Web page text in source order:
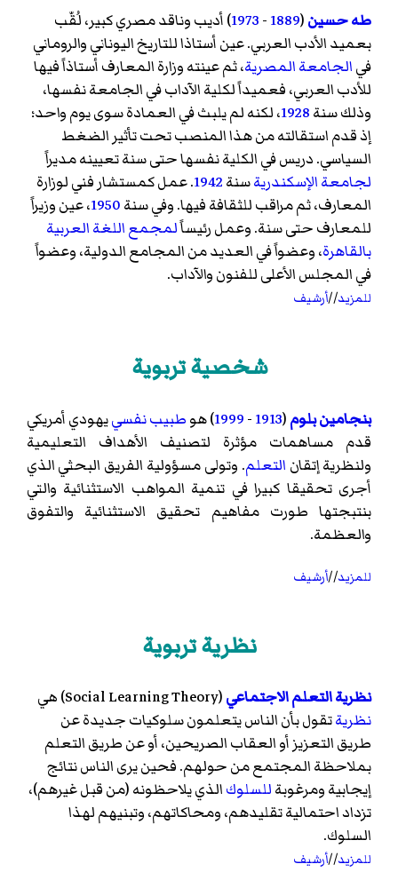
طه حسين(
1889
-
1973) أديب وناقد مصري كبير، لُقّب
بعميد الأدب العربي. عين أستاذا للتاريخ اليوناني والروماني
فيالجامعة المصرية، ثم عينته وزارة المعارف أستاذاً فيها
للأدب العربي، فعميداً لكلية الآداب في الجامعة نفسها،
وذلك سنة1928، لكنه لم يلبث في العمادة سوى يوم واحد؛
إذ قدم استقالته من هذا المنصب تحت تأثير الضغط
السياسي. دريس في الكلية نفسها حتى سنة تعيينه مديراً
لجامعة الإسكندريةسنة1942. عمل كمستشار فني لوزارة
المعارف، ثم مراقب للثقافة فيها. وفي سنة1950، عين وزيراً
للمعارف حتى سنة. وعمل رئيساًلمجمع اللغة العربية
بالقاهرة، وعضواً في العديد من المجامع الدولية، وعضواً
في المجلس الأعلى للفنون والآداب.
للمزيد//أرشيف
شخصية تربوية
بنجامين بلوم(
1913
-
1999) هوطبيب نفسييهودي أمريكي
قدم مساهمات مؤثرة لتصنيف الأهداف التعليمية
ولنظرية إتقان التعلم. وتولى مسؤولية الفريق البحثي الذي
أجرى تحقيقا كبيرا في تنمية المواهب الاستثنائية والتي
بنتبجتها طورت مفاهيم تحقيق الاستثنائية والتفوق
والعظمة.
للمزيد//أرشيف
نظرية تربوية
نظرية التعلم الاجتماعي(
Social Learning Theory)‏ هي
نظريةتقول بأن الناس يتعلمون سلوكيات جديدة عن
طريق التعزيز أو العقاب الصريحين، أو عن طريق التعلم
بملاحظة المجتمع من حولهم. فحين يرى الناس نتائج
إيجابية ومرغوبةللسلوكالذي يلاحظونه (من قبل غيرهم)،
تزداد احتمالية تقليدهم، ومحاكاتهم، وتبنيهم لهذا
السلوك.
للمزيد//أرشيف